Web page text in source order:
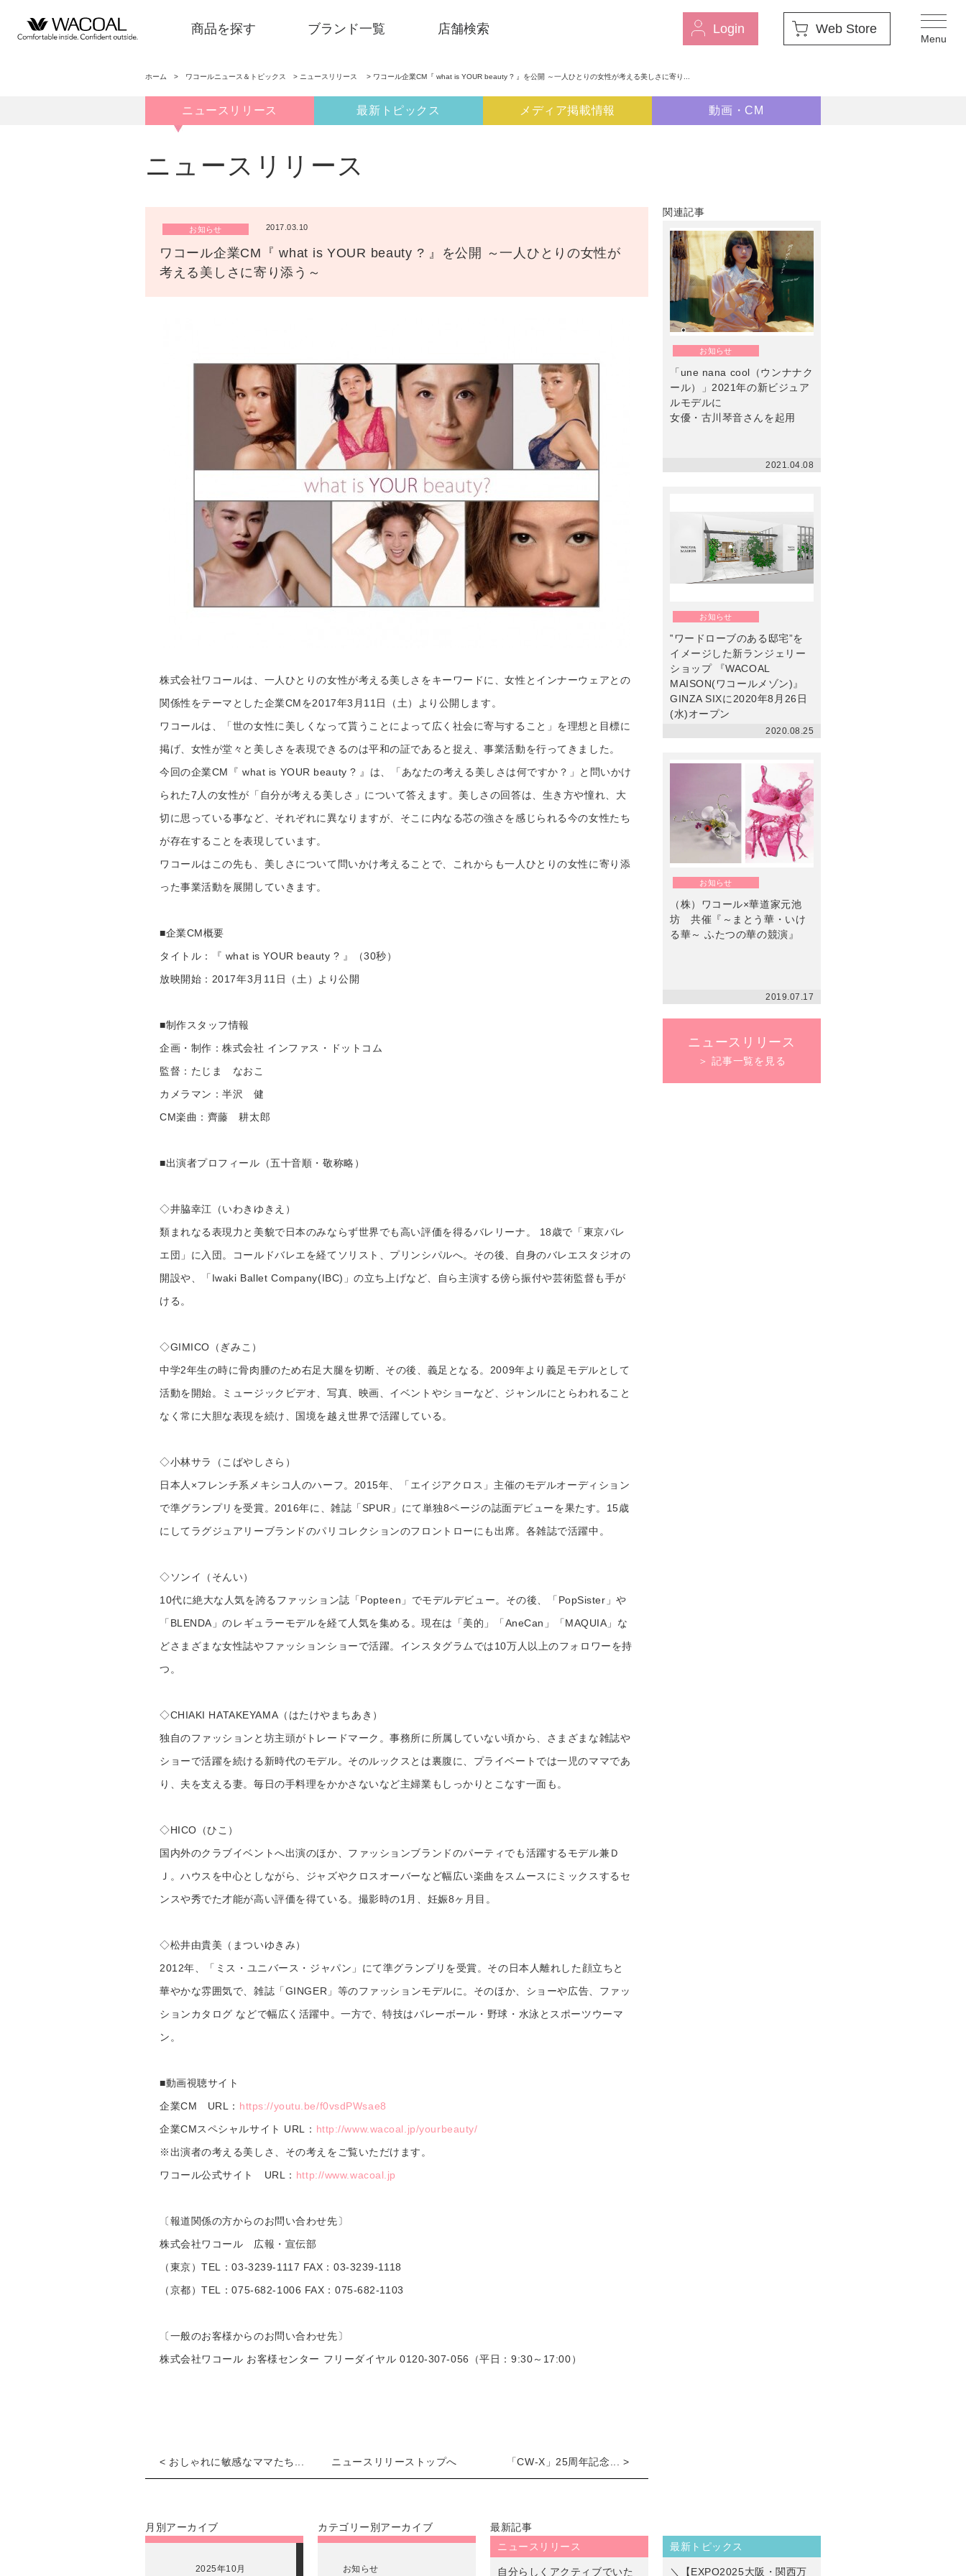
Login Web Store
商品を探す ブランド一覧 店舗検索
店舗検索
新着情報
お知らせ
ワコールウェブストア
公式アプリ
ニュース＆トピックス
企業情報
メールニュース登録
お問い合わせ
よくあるご質問
ホーム > ワコールニュース＆トピックス > ニュースリリース > ワコール企業CM『 what is YOUR beauty ? 』を公開 ～一人ひとりの女性が考える美しさに寄り...
ニュースリリース 最新トピックス メディア掲載情報 動画・CM
ニュースリリース
お知らせ 2017.03.10
ワコール企業CM『 what is YOUR beauty ? 』を公開 ～一人ひとりの女性が
考える美しさに寄り添う～
株式会社ワコールは、一人ひとりの女性が考える美しさをキーワードに、女性とインナーウェアとの
関係性をテーマとした企業CMを2017年3月11日（土）より公開します。
ワコールは、「世の女性に美しくなって貰うことによって広く社会に寄与すること」を理想と目標に
掲げ、女性が堂々と美しさを表現できるのは平和の証であると捉え、事業活動を行ってきました。
今回の企業CM『 what is YOUR beauty ? 』は、「あなたの考える美しさは何ですか？」と問いかけ
られた7人の女性が「自分が考える美しさ」について答えます。美しさの回答は、生き方や憧れ、大
切に思っている事など、それぞれに異なりますが、そこに内なる芯の強さを感じられる今の女性たち
が存在することを表現しています。
ワコールはこの先も、美しさについて問いかけ考えることで、これからも一人ひとりの女性に寄り添
った事業活動を展開していきます。
■企業CM概要
タイトル：『 what is YOUR beauty ? 』（30秒）
放映開始：2017年3月11日（土）より公開
■制作スタッフ情報
企画・制作：株式会社 インファス・ドットコム
監督：たじま なおこ
カメラマン：半沢 健
CM楽曲：齊藤 耕太郎
■出演者プロフィール（五十音順・敬称略）
◇井脇幸江（いわきゆきえ）
類まれなる表現力と美貌で日本のみならず世界でも高い評価を得るバレリーナ。 18歳で「東京バレ
エ団」に入団。コールドバレエを経てソリスト、プリンシパルへ。その後、自身のバレエスタジオの
開設や、「Iwaki Ballet Company(IBC)」の立ち上げなど、自ら主演する傍ら振付や芸術監督も手が
ける。
◇GIMICO（ぎみこ）
中学2年生の時に骨肉腫のため右足大腿を切断、その後、義足となる。2009年より義足モデルとして
活動を開始。ミュージックビデオ、写真、映画、イベントやショーなど、ジャンルにとらわれること
なく常に大胆な表現を続け、国境を越え世界で活躍している。
◇小林サラ（こばやしさら）
日本人×フレンチ系メキシコ人のハーフ。2015年、「エイジアクロス」主催のモデルオーディション
で準グランプリを受賞。2016年に、雑誌「SPUR」にて単独8ページの誌面デビューを果たす。15歳
にしてラグジュアリーブランドのパリコレクションのフロントローにも出席。各雑誌で活躍中。
◇ソンイ（そんい）
10代に絶大な人気を誇るファッション誌「Popteen」でモデルデビュー。その後、「PopSister」や
「BLENDA」のレギュラーモデルを経て人気を集める。現在は「美的」「AneCan」「MAQUIA」な
どさまざまな女性誌やファッションショーで活躍。インスタグラムでは10万人以上のフォロワーを持
つ。
◇CHIAKI HATAKEYAMA（はたけやまちあき）
独自のファッションと坊主頭がトレードマーク。事務所に所属していない頃から、さまざまな雑誌や
ショーで活躍を続ける新時代のモデル。そのルックスとは裏腹に、プライベートでは一児のママであ
り、夫を支える妻。毎日の手料理をかかさないなど主婦業もしっかりとこなす一面も。
◇HICO（ひこ）
国内外のクラブイベントへ出演のほか、ファッションブランドのパーティでも活躍するモデル兼Ｄ
Ｊ。ハウスを中心としながら、ジャズやクロスオーバーなど幅広い楽曲をスムースにミックスするセ
ンスや秀でた才能が高い評価を得ている。撮影時の1月、妊娠8ヶ月目。
◇松井由貴美（まついゆきみ）
2012年、「ミス・ユニバース・ジャパン」にて準グランプリを受賞。その日本人離れした顔立ちと
華やかな雰囲気で、雑誌「GINGER」等のファッションモデルに。そのほか、ショーや広告、ファッ
ションカタログ などで幅広く活躍中。一方で、特技はバレーボール・野球・水泳とスポーツウーマ
ン。
■動画視聴サイト
企業CM URL： https://youtu.be/f0vsdPWsae8
企業CMスペシャルサイト URL： http://www.wacoal.jp/yourbeauty/
※出演者の考える美しさ、その考えをご覧いただけます。
ワコール公式サイト URL： http://www.wacoal.jp
〔報道関係の方からのお問い合わせ先〕
株式会社ワコール 広報・宣伝部
（東京）TEL：03-3239-1117 FAX：03-3239-1118
（京都）TEL：075-682-1006 FAX：075-682-1103
〔一般のお客様からのお問い合わせ先〕
株式会社ワコール お客様センター フリーダイヤル 0120-307-056（平日：9:30～17:00）
< おしゃれに敏感なママたち... ニュースリリーストップへ 「CW-X」25周年記念... >
関連記事
お知らせ
「une nana cool（ウンナナク
ール）」2021年の新ビジュア
ルモデルに
女優・古川琴音さんを起用
2021.04.08
お知らせ
‟ワードローブのある邸宅”を
イメージした新ランジェリー
ショップ 『WACOAL
MAISON(ワコールメゾン)』
GINZA SIXに2020年8月26日
(水)オープン
2020.08.25
お知らせ
（株）ワコール×華道家元池
坊 共催『～まとう華・いけ
る華～ ふたつの華の競演』
2019.07.17
ニュースリリース
＞ 記事一覧を見る
月別アーカイブ
2025年10月
カテゴリー別アーカイブ
お知らせ
最新記事
ニュースリリース
自分らしくアクティブでいた
最新トピックス
＼【EXPO2025大阪・関西万